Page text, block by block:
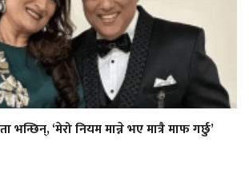
भन्छिन्, ‘मेरो नियम मान्ने भए मात्रै माफ गर्छु’